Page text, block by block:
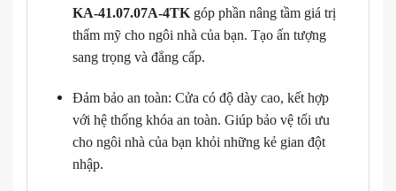
KA-41.07.07A-4TK góp phần nâng tầm giá trị
thẩm mỹ cho ngôi nhà của bạn. Tạo ấn tượng
sang trọng và đẳng cấp.
Đảm bảo an toàn: Cửa có độ dày cao, kết hợp
với hệ thống khóa an toàn. Giúp bảo vệ tối ưu
cho ngôi nhà của bạn khỏi những kẻ gian đột
nhập.